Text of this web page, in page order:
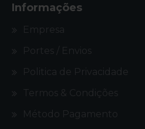
Informações
Empresa
Portes / Envios
Politica de Privacidade
Termos & Condições
Método Pagamento